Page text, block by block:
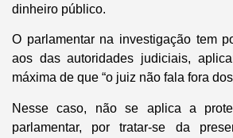
dinheiro público.
O parlamentar na investigação tem
aos das autoridades judiciais,
máxima de que “o juiz não fala fora dos
Nesse caso, não se aplica a
parlamentar, por tratar-se da